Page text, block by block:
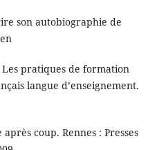
son autobiographie de
pratiques de formation
langue d’enseignement.
coup. Rennes : Presses